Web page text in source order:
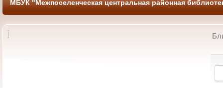
МБУК "Межпоселенческая центральная районная